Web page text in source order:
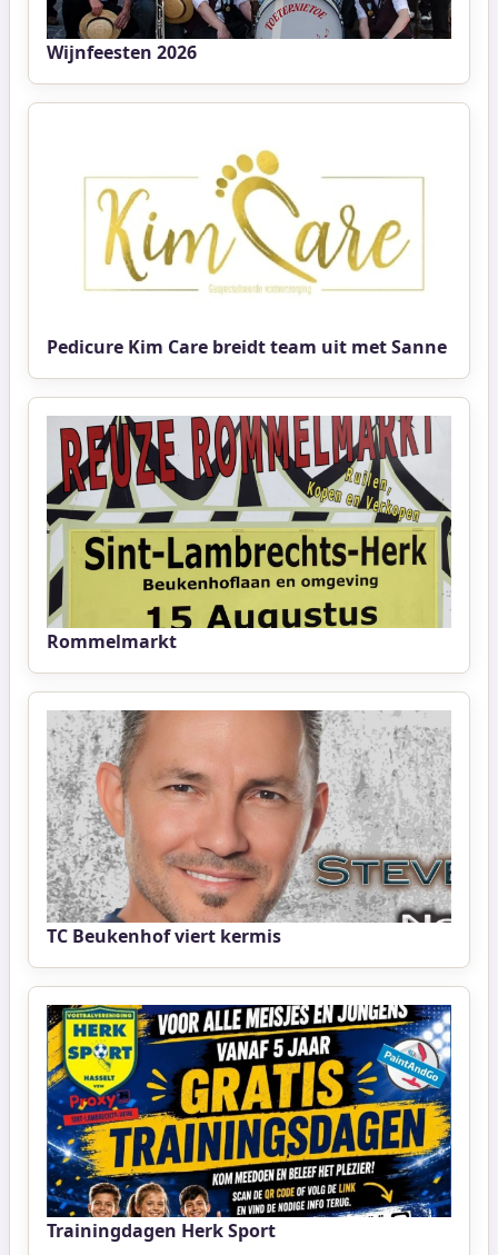
Wijnfeesten 2026
Pedicure Kim Care breidt team uit met Sanne
Rommelmarkt
TC Beukenhof viert kermis
Trainingdagen Herk Sport